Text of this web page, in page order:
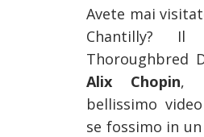
Avete mai
Chantilly? Il
Thoroughbred
Alix Chopin,
bellissimo
se fossimo in